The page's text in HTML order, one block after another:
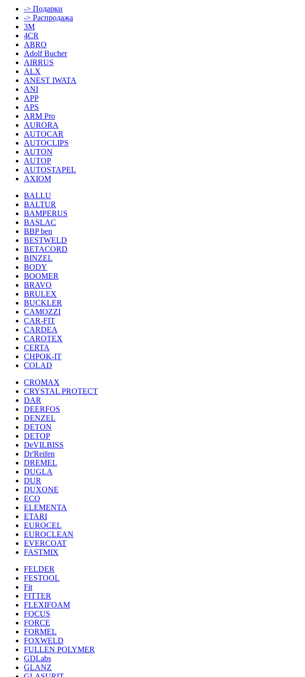
-> Подарки
-> Распродажа
3M
4CR
ABRO
Adolf Bucher
AIRRUS
ALX
ANEST IWATA
ANI
APP
APS
ARM Pro
AURORA
AUTOCAR
AUTOCLIPS
AUTON
AUTOP
AUTOSTAPEL
AXIOM
BALLU
BALTUR
BAMPERUS
BASLAC
BBP ben
BESTWELD
BETACORD
BINZEL
BODY
BOOMER
BRAVO
BRULEX
BUCKLER
CAMOZZI
CAR-FIT
CARDEA
CAROTEX
CERTA
CHPOK-IT
COLAD
CROMAX
CRYSTAL PROTECT
DAR
DEERFOS
DENZEL
DETON
DETOP
DeVILBISS
Dr'Reifen
DREMEL
DUGLA
DUR
DUXONE
ECO
ELEMENTA
ETARI
EUROCEL
EUROCLEAN
EVERCOAT
FASTMIX
FELDER
FESTOOL
Fit
FITTER
FLEXIFOAM
FOCUS
FORCE
FORMEL
FOXWELD
FULLEN POLYMER
GDLabs
GLANZ